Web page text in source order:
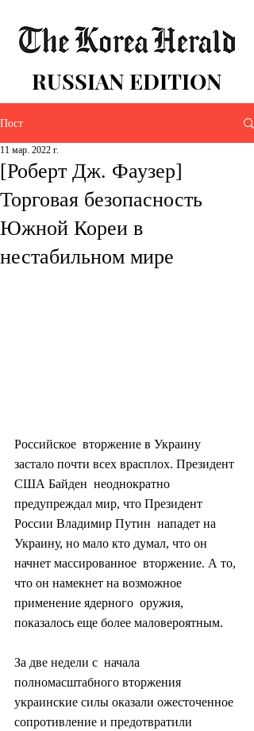
RUSSIAN EDITION
Пост
[Роберт Дж. Фаузер]
Торговая безопасность
Южной Кореи в
нестабильном мире
11 мар. 2022 г.
Российское  вторжение в Украину
застало почти всех врасплох. Президент
США Байден  неоднократно
предупреждал мир, что Президент
России Владимир Путин  нападет на
Украину, но мало кто думал, что он
начнет массированное  вторжение. А то,
что он намекнет на возможное
применение ядерного  оружия,
показалось еще более маловероятным.
За две недели с  начала
полномасштабного вторжения
украинские силы оказали ожесточенное
сопротивление и предотвратили